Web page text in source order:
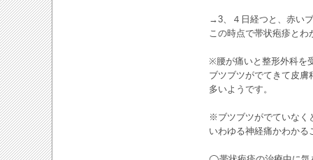
→3、４日経つと、赤い
この時点で帯状疱疹とわ
※腰が痛いと整形外科を
ブツブツがでてきて皮
多いようです。
※ブツブツがでていなく
いわゆる神経痛かわかる